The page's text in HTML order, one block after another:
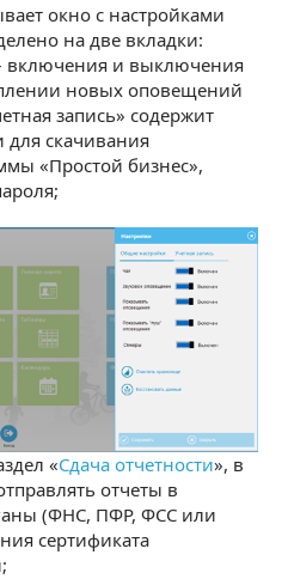
окно с настройками
на две вкладки:
включения и выключения
новых оповещений
запись» содержит
для скачивания
«Простой бизнес»,
«Сдача отчетности», в
отчеты в
(ФНС, ПФР, ФСС или
сертификата